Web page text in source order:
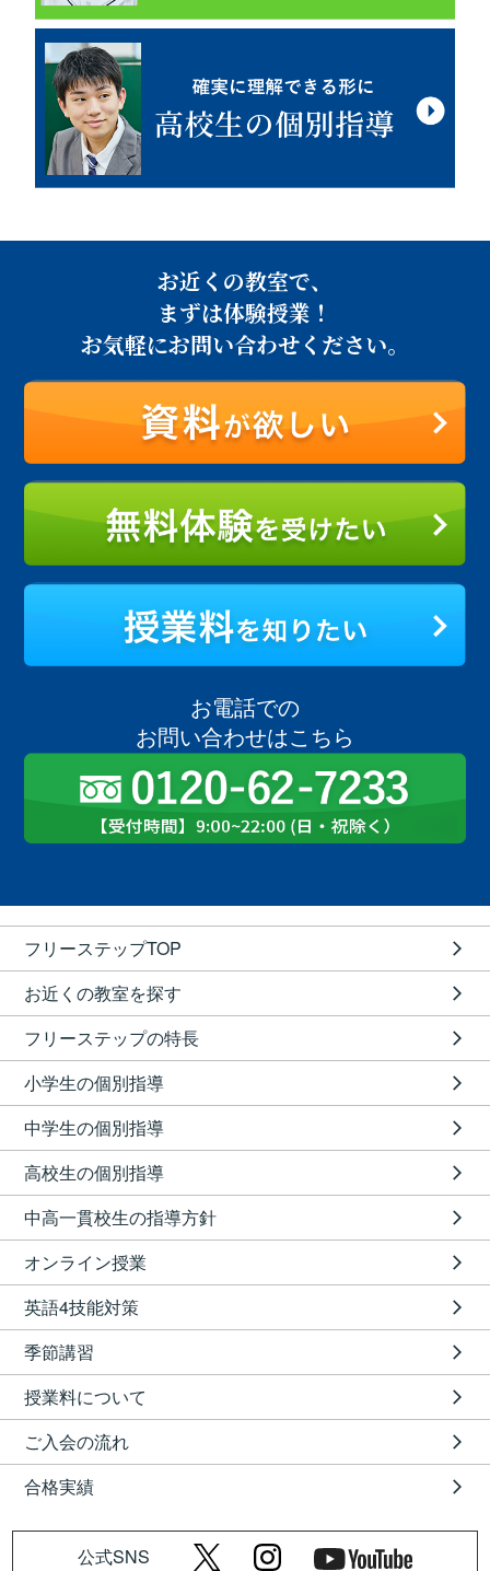
お近くの教室で、
まずは体験授業！
お気軽にお問い合わせください。
お電話での
お問い合わせはこちら
フリーステップTOP
お近くの教室を探す
フリーステップの特長
小学生の個別指導
中学生の個別指導
高校生の個別指導
中高一貫校生の指導方針
オンライン授業
英語4技能対策
季節講習
授業料について
ご入会の流れ
合格実績
公式SNS